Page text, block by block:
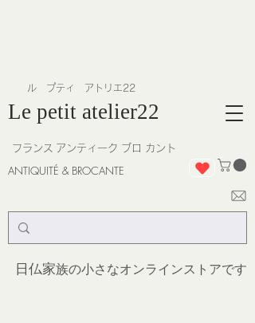
Le petit atelier22
ANTIQUITÉ & BROCANTE
アンティーク ブロ カント
日仏家族の小さなオンラインストアです
​ル プティ アトリエ22
フランス